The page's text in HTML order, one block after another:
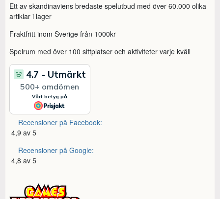
Ett av skandinaviens bredaste spelutbud med över 60.000 olika
artiklar i lager
Fraktfritt inom Sverige från 1000kr
Spelrum med över 100 sittplatser och aktiviteter varje kväll
Recensioner på Facebook:
4,9 av 5
Recensioner på Google:
4,8 av 5